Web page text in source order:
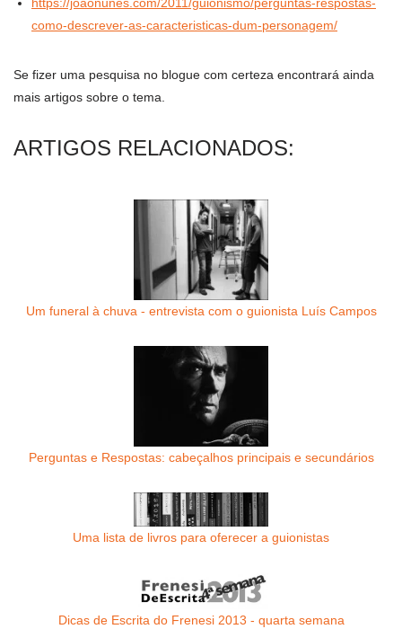
como-descrever-as-caracteristicas-dum-personagem/
Se fizer uma pesquisa no blogue com certeza encontrará ainda
mais artigos sobre o tema.
ARTIGOS RELACIONADOS:
Um funeral à chuva - entrevista com o guionista Luís Campos
Perguntas e Respostas: cabeçalhos principais e secundários
Uma lista de livros para oferecer a guionistas
Dicas de Escrita do Frenesi 2013 - quarta semana